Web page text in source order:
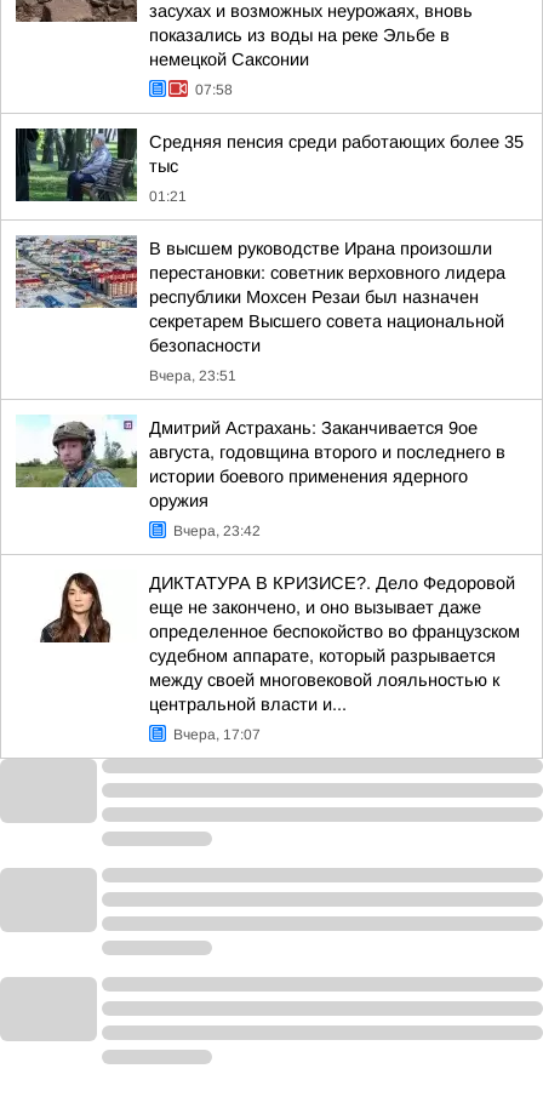
засухах и возможных неурожаях, вновь
показались из воды на реке Эльбе в
немецкой Саксонии
07:58
Средняя пенсия среди работающих более 35
тыс
01:21
В высшем руководстве Ирана произошли
перестановки: советник верховного лидера
республики Мохсен Резаи был назначен
секретарем Высшего совета национальной
безопасности
Вчера, 23:51
Дмитрий Астрахань: Заканчивается 9ое
августа, годовщина второго и последнего в
истории боевого применения ядерного
оружия
Вчера, 23:42
ДИКТАТУРА В КРИЗИСЕ?. Дело Федоровой
еще не закончено, и оно вызывает даже
определенное беспокойство во французском
судебном аппарате, который разрывается
между своей многовековой лояльностью к
центральной власти и...
Вчера, 17:07